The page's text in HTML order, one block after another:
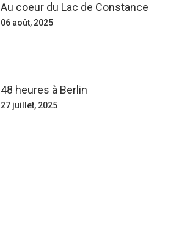
Au coeur du Lac de Constance
06 août, 2025
48 heures à Berlin
27 juillet, 2025